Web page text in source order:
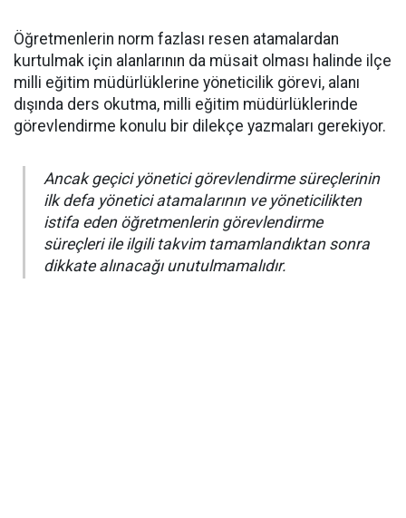
Öğretmenlerin norm fazlası resen atamalardan
kurtulmak için alanlarının da müsait olması halinde ilçe
milli eğitim müdürlüklerine yöneticilik görevi, alanı
dışında ders okutma, milli eğitim müdürlüklerinde
görevlendirme konulu bir dilekçe yazmaları gerekiyor.
Ancak geçici yönetici görevlendirme süreçlerinin
ilk defa yönetici atamalarının ve yöneticilikten
istifa eden öğretmenlerin görevlendirme
süreçleri ile ilgili takvim tamamlandıktan sonra
dikkate alınacağı unutulmamalıdır.